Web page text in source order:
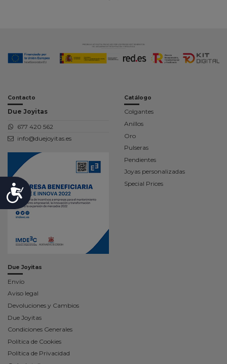
Accesibilidad
Contacto
Due Joyitas
677 420 562
info@duejoyitas.es
Catálogo
Colgantes
Anillos
Oro
Pulseras
Pendientes
Joyas personalizadas
Special Prices
Due Joyitas
Envío
Aviso legal
Devoluciones y Cambios
Due Joyitas
Condiciones Generales
Política de Cookies
Política de Privacidad